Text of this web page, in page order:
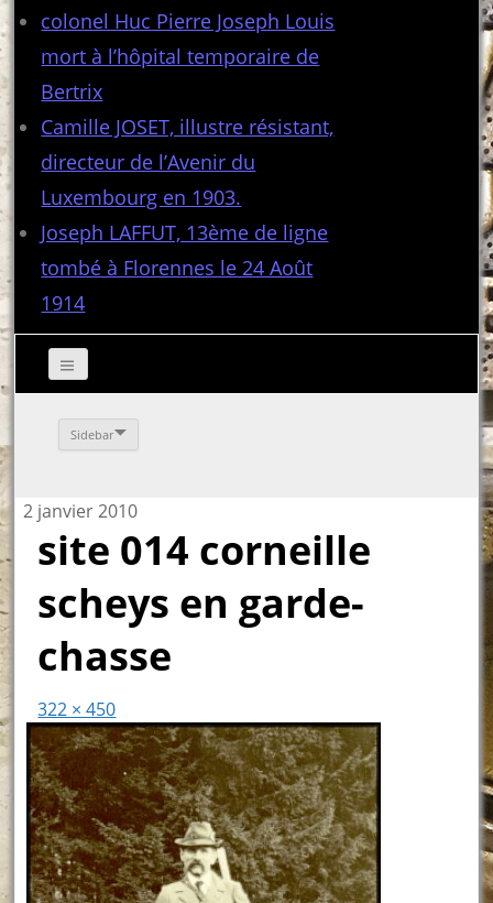
colonel Huc Pierre Joseph Louis
mort à l’hôpital temporaire de
Bertrix
Camille JOSET, illustre résistant,
directeur de l’Avenir du
Luxembourg en 1903.
Joseph LAFFUT, 13ème de ligne
tombé à Florennes le 24 Août
1914
Sidebar
2 janvier 2010
site 014 corneille
scheys en garde-
chasse
322 × 450